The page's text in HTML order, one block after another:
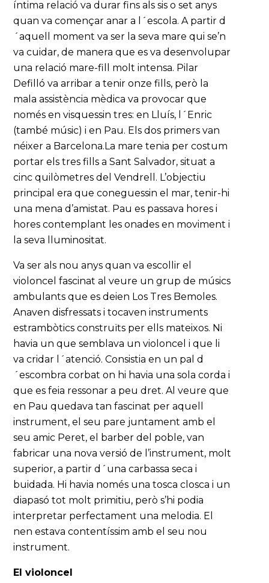
íntima relació va durar fins als sis o set anys
quan va començar anar a l´escola. A partir d
´aquell moment va ser la seva mare qui se’n
va cuidar, de manera que es va desenvolupar
una relació mare-fill molt intensa. Pilar
Defilló va arribar a tenir onze fills, però la
mala assistència mèdica va provocar que
només en visquessin tres: en Lluís, l´Enric
(també músic) i en Pau. Els dos primers van
néixer a Barcelona.La mare tenia per costum
portar els tres fills a Sant Salvador, situat a
cinc quilòmetres del Vendrell. L’objectiu
principal era que coneguessin el mar, tenir-hi
una mena d’amistat. Pau es passava hores i
hores contemplant les onades en moviment i
la seva lluminositat.
Va ser als nou anys quan va escollir el
violoncel fascinat al veure un grup de músics
ambulants que es deien Los Tres Bemoles.
Anaven disfressats i tocaven instruments
estrambòtics construïts per ells mateixos. Ni
havia un que semblava un violoncel i que li
va cridar l´atenció. Consistia en un pal d
´escombra corbat on hi havia una sola corda i
que es feia ressonar a peu dret. Al veure que
en Pau quedava tan fascinat per aquell
instrument, el seu pare juntament amb el
seu amic Peret, el barber del poble, van
fabricar una nova versió de l’instrument, molt
superior, a partir d´una carbassa seca i
buidada. Hi havia només una tosca closca i un
diapasó tot molt primitiu, però s’hi podia
interpretar perfectament una melodia. El
nen estava contentíssim amb el seu nou
instrument.
El violoncel